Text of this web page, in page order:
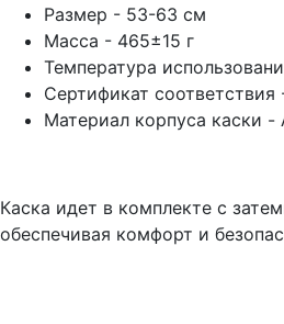
Размер - 53-63 см
Масса - 465±15 г
Температура
Сертификат
Материал корпуса каски -
Каска идет в комплекте с
обеспечивая комфорт и